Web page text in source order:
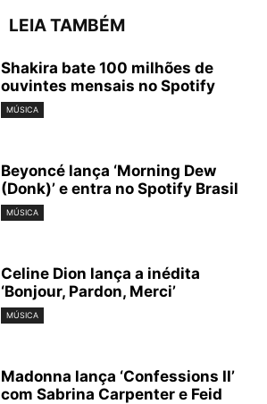
LEIA TAMBÉM
Shakira bate 100 milhões de
ouvintes mensais no Spotify
MÚSICA
Beyoncé lança ‘Morning Dew
(Donk)’ e entra no Spotify Brasil
MÚSICA
Celine Dion lança a inédita
‘Bonjour, Pardon, Merci’
MÚSICA
Madonna lança ‘Confessions II’
com Sabrina Carpenter e Feid